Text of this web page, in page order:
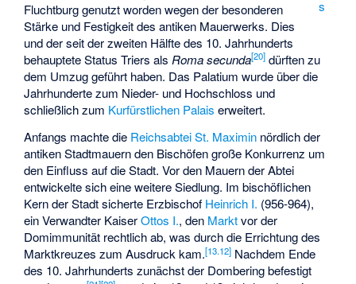
s
Fluchtburg genutzt worden wegen der besonderen
Stärke und Festigkeit des antiken Mauerwerks. Dies
und der seit der zweiten Hälfte des 10. Jahrhunderts
behauptete Status Triers als Roma secunda[20] dürften zu
dem Umzug geführt haben. Das Palatium wurde über die
Jahrhunderte zum Nieder- und Hochschloss und
schließlich zum Kurfürstlichen Palais erweitert.
Anfangs machte die Reichsabtei St. Maximin nördlich der
antiken Stadtmauern den Bischöfen große Konkurrenz um
den Einfluss auf die Stadt. Vor den Mauern der Abtei
entwickelte sich eine weitere Siedlung. Im bischöflichen
Kern der Stadt sicherte Erzbischof Heinrich I. (956-964),
ein Verwandter KaiserOttos I., den Marktvor der
Domimmunität rechtlich ab, was durch die Errichtung des
Marktkreuzes zum Ausdruck kam.[13.12] Nachdem Ende
des 10. Jahrhunderts zunächst der Dombering befestigt